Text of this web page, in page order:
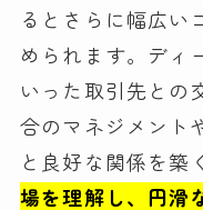
るとさらに幅広い
められます。ディ
いった取引先との
合のマネジメント
と良好な関係を築
場を理解し、円滑